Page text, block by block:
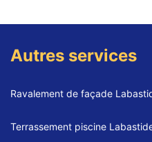
Autres services
Ravalement de façade
Terrassement piscine